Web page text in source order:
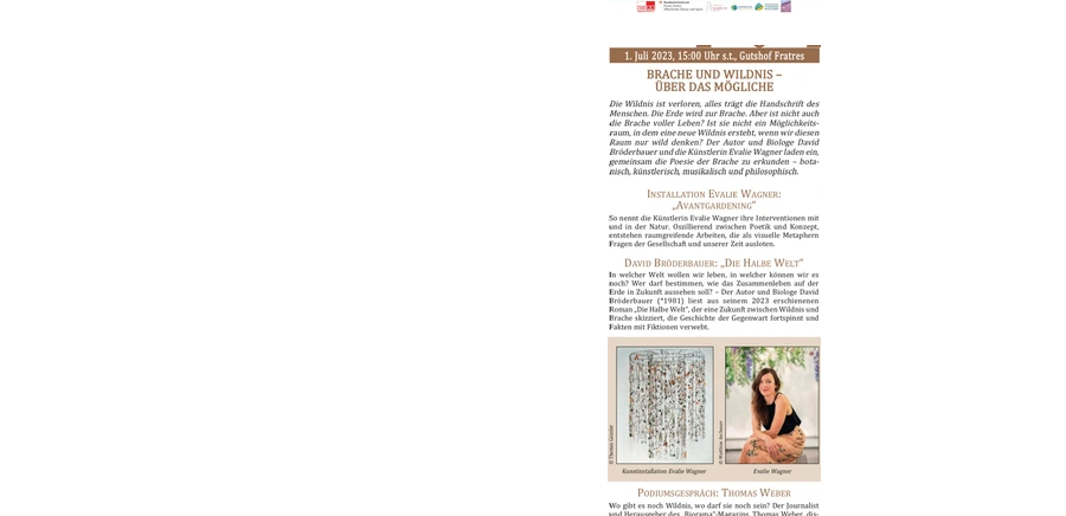
Sunnseitn „Singende
Gärten“Sonntag, 16. Juli 2023,
14:00 bis ca. 16:00 im
Kräutergarten…